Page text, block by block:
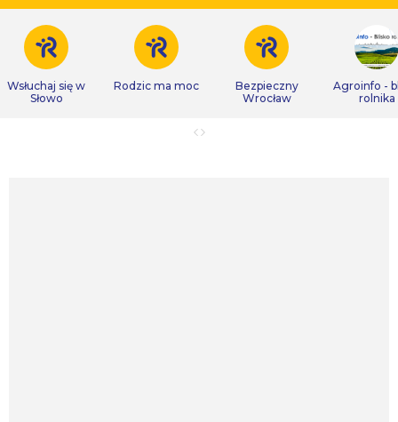
Wsłuchaj się w
Słowo
Rodzic ma moc
Bezpieczny
Wrocław
Agroinfo -
rolnika